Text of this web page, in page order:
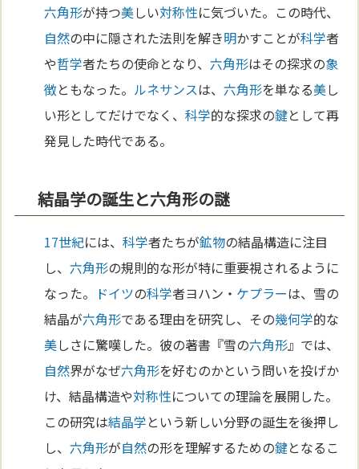
六角形が持つ美しい対称性に気づいた。この時代、
自然の中に隠された法則を解き明かすことが科学者
や哲学者たちの使命となり、六角形はその探求の象
徴ともなった。 ルネサンスは、六角形を単なる美し
い形としてだけでなく、科学的な探求の鍵として再
発見した時代である。
結晶学の誕生と六角形の謎
17世紀には、科学者たちが鉱物の結晶構造に注目
し、六角形の規則的な形が特に重要視されるように
なった。 ドイツの科学者ヨハン・ ケプラーは、雪の
結晶が六角形である理由を研究し、その幾何学的な
美しさに驚嘆した。彼の著書『雪の六角形』では、
自然界がなぜ六角形を好むのかという問いを投げか
け、結晶構造や対称性についての理論を展開した。
この研究は結晶学という新しい分野の誕生を後押し
し、六角形が自然の形を理解するための鍵となるこ